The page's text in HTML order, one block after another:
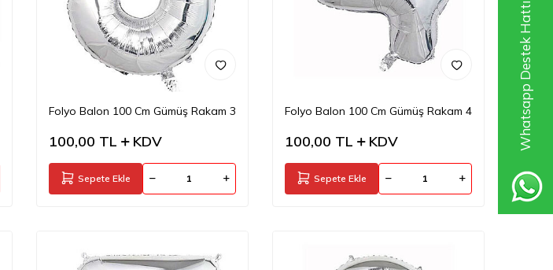
Whatsapp Destek Hattı
Folyo Balon 100 Cm Gümüş Rakam 3
100,00 TL KDV
Sepete Ekle
Folyo Balon 100 Cm Gümüş Rakam 4
100,00 TL KDV
Sepete Ekle